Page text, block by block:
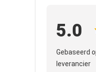
5.0
Gebaseerd
leverancier